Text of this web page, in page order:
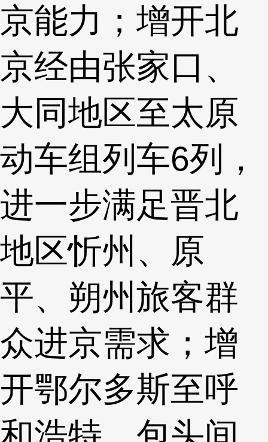
京能力；增开北
京经由张家口、
大同地区至太原
动车组列车6列，
进一步满足晋北
地区忻州、原
平、朔州旅客群
众进京需求；增
开鄂尔多斯至呼